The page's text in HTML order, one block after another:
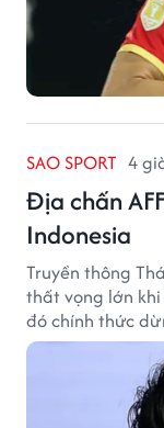
SAO SPORT 4
Địa chấn
Indonesia
Truyền thông
thất vọng lớn
đó chính thức
2026.